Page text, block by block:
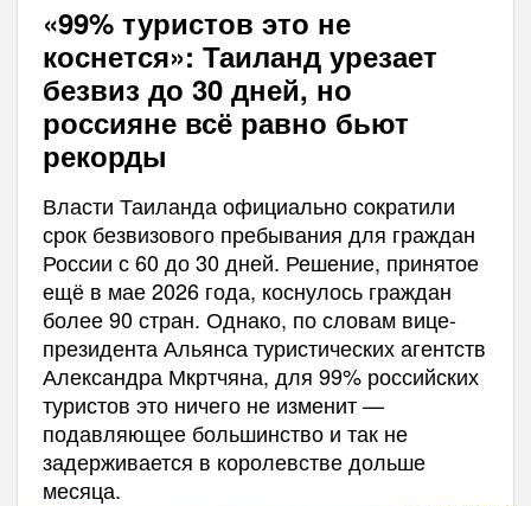
«99% туристов это не
коснется»: Таиланд урезает
безвиз до 30 дней, но
россияне всё равно бьют
рекорды
Власти Таиланда официально сократили
срок безвизового пребывания для граждан
России с 60 до 30 дней. Решение, принятое
ещё в мае 2026 года, коснулось граждан
более 90 стран. Однако, по словам вице-
президента Альянса туристических агентств
Александра Мкртчяна, для 99% российских
туристов это ничего не изменит —
подавляющее большинство и так не
задерживается в королевстве дольше
месяца.